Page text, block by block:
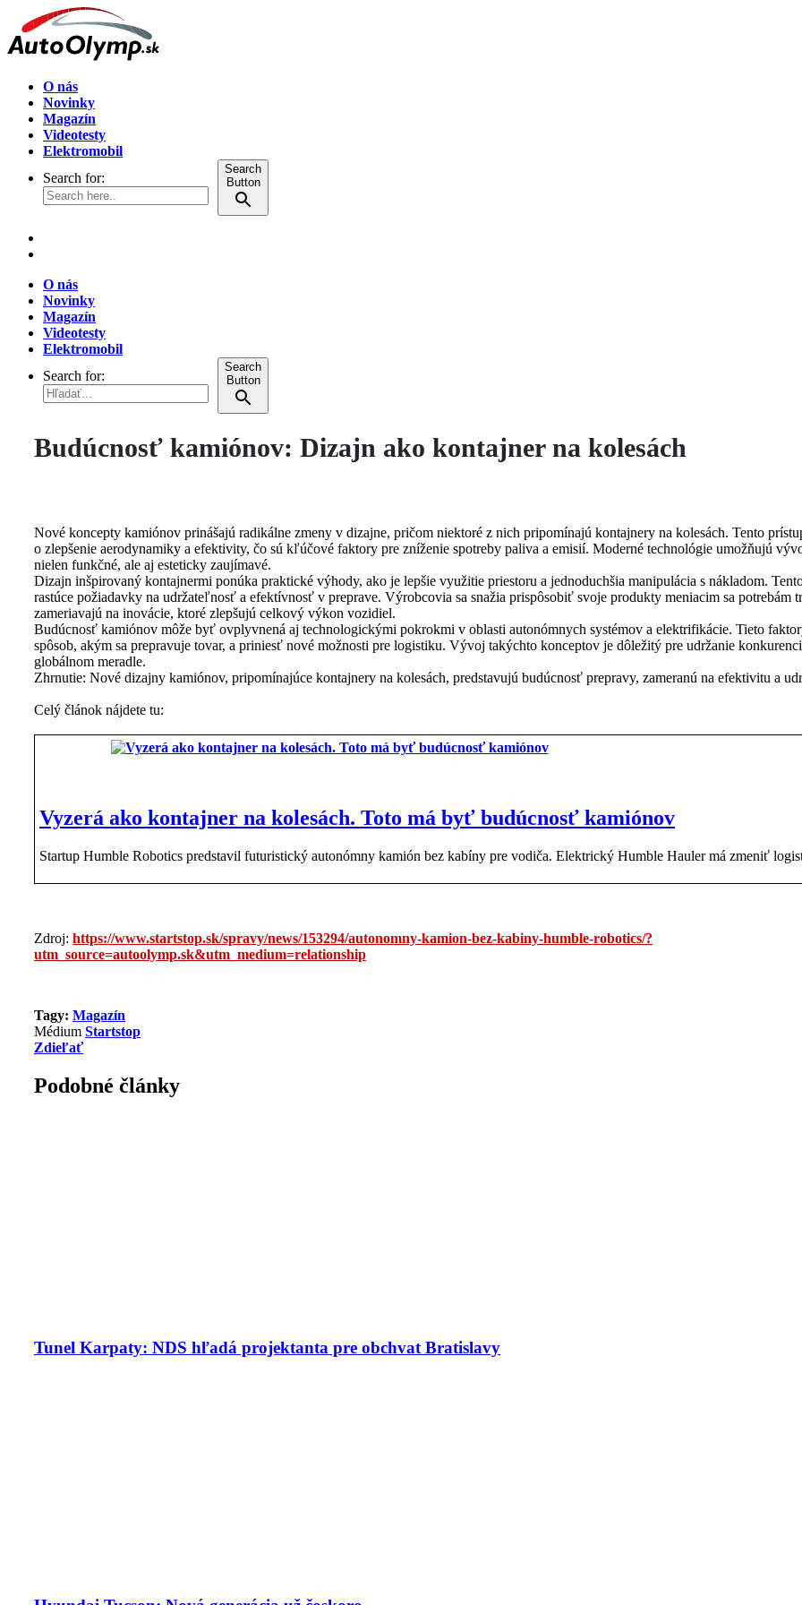
O nás
Novinky
Magazín
Videotesty
Elektromobil
Search for:
Search
Button
O nás
Novinky
Magazín
Videotesty
Elektromobil
Search for:
Search
Button
Budúcnosť kamiónov: Dizajn ako kontajner na kolesách
Nové koncepty kamiónov prinášajú radikálne zmeny v dizajne, pričom niektoré z nich pripomínajú kontajnery na kolesách. Tento
o zlepšenie aerodynamiky a efektivity, čo sú kľúčové faktory pre zníženie spotreby paliva a emisií. Moderné technológie umožňujú
nielen funkčné, ale aj esteticky zaujímavé.
Dizajn inšpirovaný kontajnermi ponúka praktické výhody, ako je lepšie využitie priestoru a jednoduchšia manipulácia s nákladom.
rastúce požiadavky na udržateľnosť a efektívnosť v preprave. Výrobcovia sa snažia prispôsobiť svoje produkty meniacim sa potrebám
zameriavajú na inovácie, ktoré zlepšujú celkový výkon vozidiel.
Budúcnosť kamiónov môže byť ovplyvnená aj technologickými pokrokmi v oblasti autonómnych systémov a elektrifikácie. Tieto
spôsob, akým sa prepravuje tovar, a priniesť nové možnosti pre logistiku. Vývoj takýchto konceptov je dôležitý pre udržanie
globálnom meradle.
Zhrnutie: Nové dizajny kamiónov, pripomínajúce kontajnery na kolesách, predstavujú budúcnosť prepravy, zameranú na efektivitu a
Celý článok nájdete tu:
Vyzerá ako kontajner na kolesách. Toto má byť budúcnosť kamiónov
Startup Humble Robotics predstavil futuristický autonómny kamión bez kabíny pre vodiča. Elektrický Humble Hauler má zmeniť
Zdroj: https://www.startstop.sk/spravy/news/153294/autonomny-kamion-bez-kabiny-humble-robotics/?
utm_source=autoolymp.sk&utm_medium=relationship
Tagy: Magazín
Médium Startstop
Zdieľať
Podobné články
Tunel Karpaty: NDS hľadá projektanta pre obchvat Bratislavy